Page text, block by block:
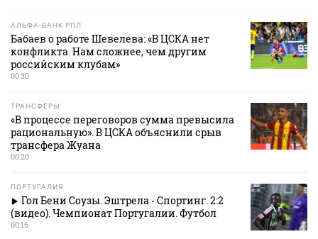
АЛЬФА-БАНК РПЛ
Бабаев о работе Шевелева: «В ЦСКА нет
конфликта. Нам сложнее, чем другим
российским клубам»
00:30
ТРАНСФЕРЫ
«В процессе переговоров сумма превысила
рациональную». В ЦСКА объяснили срыв
трансфера Жуана
00:20
ПОРТУГАЛИЯ
Гол Бени Соузы. Эштрела - Спортинг. 2:2
(видео). Чемпионат Португалии. Футбол
00:16